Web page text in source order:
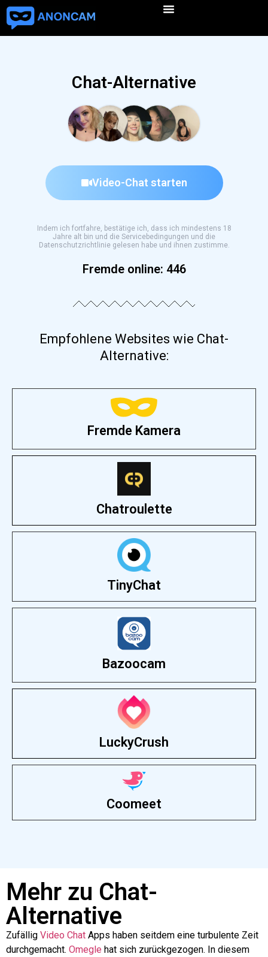
Chat-Alternative
Video-Chat starten
Indem ich fortfahre, bestätige ich, dass ich mindestens 18
Jahre alt bin und die Servicebedingungen und die
Datenschutzrichtlinie gelesen habe und ihnen zustimme.
Fremde online: 446
Empfohlene Websites wie Chat-
Alternative:
Fremde Kamera
Chatroulette
TinyChat
Bazoocam
LuckyCrush
Coomeet
Mehr zu Chat-
Alternative
Zufällig Video Chat Apps haben seitdem eine turbulente Zeit
durchgemacht. Omegle hat sich zurückgezogen. In diesem